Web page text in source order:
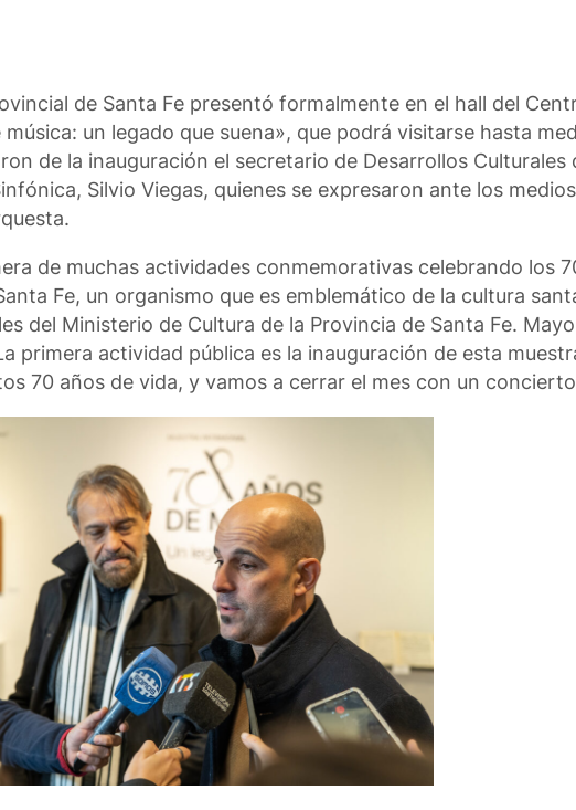
de Santa Fe presentó formalmente en el hall del
un legado que suena», que podrá visitarse hasta
de la inauguración el secretario de Desarrollos Culturales
Silvio Viegas, quienes se expresaron ante los
de muchas actividades conmemorativas celebrando los
Fe, un organismo que es emblemático de la cultura
del Ministerio de Cultura de la Provincia de Santa Fe.
primera actividad pública es la inauguración de esta
70 años de vida, y vamos a cerrar el mes con un